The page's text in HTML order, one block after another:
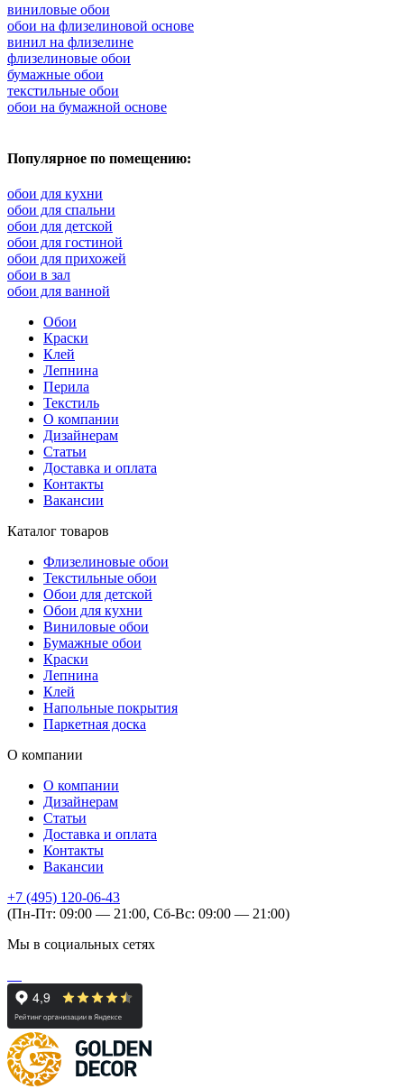
виниловые обои
обои на флизелиновой основе
винил на флизелине
флизелиновые обои
бумажные обои
текстильные обои
обои на бумажной основе
Популярное по помещению:
обои для кухни
обои для спальни
обои для детской
обои для гостиной
обои для прихожей
обои в зал
обои для ванной
Обои
Краски
Клей
Лепнина
Перила
Текстиль
О компании
Дизайнерам
Статьи
Доставка и оплата
Контакты
Вакансии
Каталог товаров
Флизелиновые обои
Текстильные обои
Обои для детской
Обои для кухни
Виниловые обои
Бумажные обои
Краски
Лепнина
Клей
Напольные покрытия
Паркетная доска
О компании
О компании
Дизайнерам
Статьи
Доставка и оплата
Контакты
Вакансии
+7 (495) 120-06-43
(Пн-Пт: 09:00 — 21:00, Сб-Вс: 09:00 — 21:00)
Мы в социальных сетях